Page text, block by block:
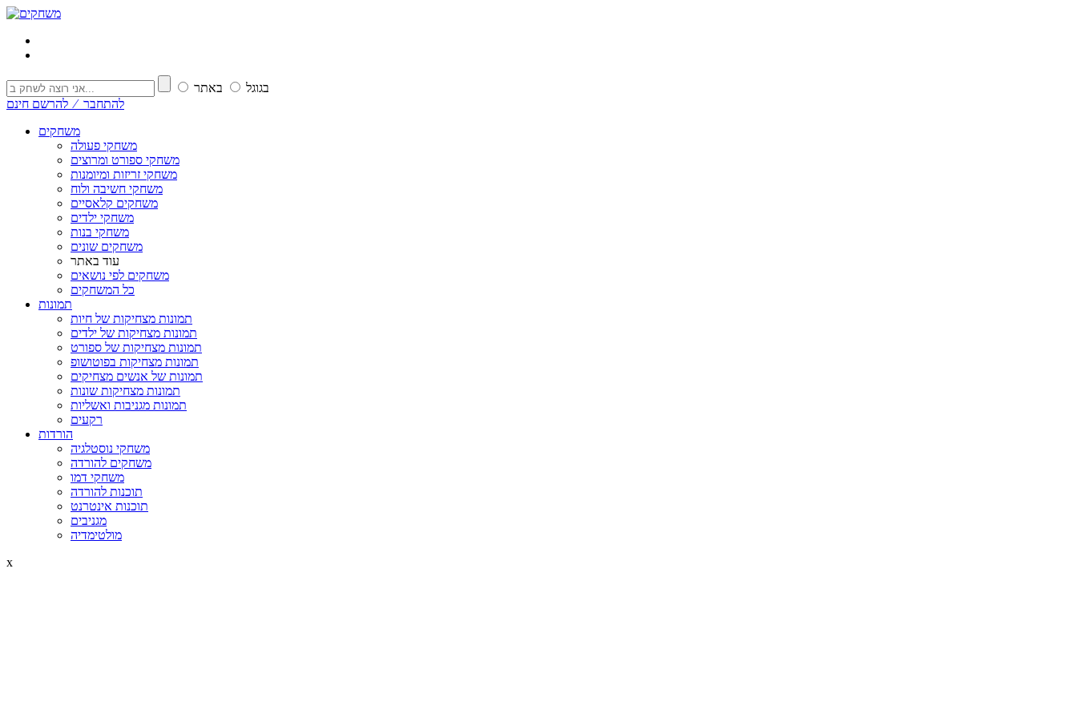
בגוגל
באתר
להתחבר ⁄ להרשם חינם
משחקים
משחקי פעולה
משחקי ספורט ומרוצים
משחקי זריזות ומיומנות
משחקי חשיבה ולוח
משחקים קלאסיים
משחקי ילדים
משחקי בנות
משחקים שונים
עוד באתר
משחקים לפי נושאים
כל המשחקים
תמונות
תמונות מצחיקות של חיות
תמונות מצחיקות של ילדים
תמונות מצחיקות של ספורט
תמונות מצחיקות בפוטושופ
תמונות של אנשים מצחיקים
תמונות מצחיקות שונות
תמונות מגניבות ואשליות
רקעים
הורדות
משחקי נוסטלגיה
משחקים להורדה
משחקי דמו
תוכנות להורדה
תוכנות אינטרנט
מגניבים
מולטימדיה
x